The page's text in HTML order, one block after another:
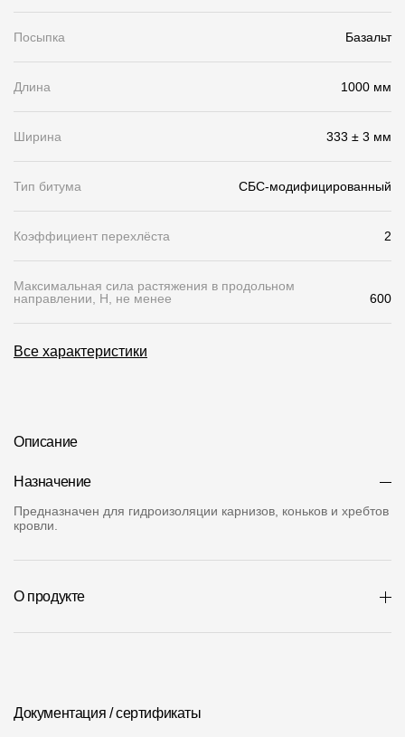
Текстуры
Вопрос-ответ/Faq
Статьи
Калькулятор
О компании
Контроль качества кровли
Отправка рекламации
B2B
Посыпка Базальт
Длина 1000 мм
Ширина 333 ± 3 мм
Тип битума СБС-модифицированный
Коэффициент перехлёста 2
Максимальная сила растяжения в продольном
направлении, Н, не менее
600
Все характеристики
Описание
Назначение
Предназначен для гидроизоляции карнизов, коньков и хребтов
кровли.
О продукте
Документация / сертификаты